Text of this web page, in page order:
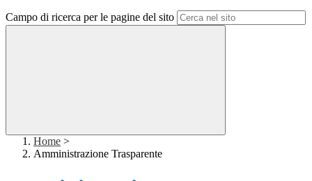
Campo di ricerca per le pagine del sito
Home >
Amministrazione Trasparente